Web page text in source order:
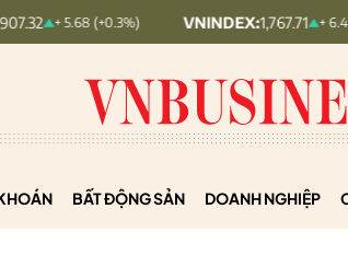
+ 5.68 (+0.3%) VNINDEX: 1,767.71 + 6.48 (+0.37%)
BẤT ĐỘNG SẢN DOANH NGHIỆP